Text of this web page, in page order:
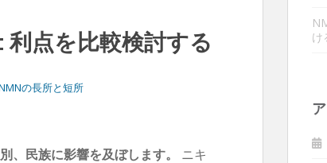
点を比較検討する
の長所と短所
、民族に影響を及ぼします。
ニキ
け